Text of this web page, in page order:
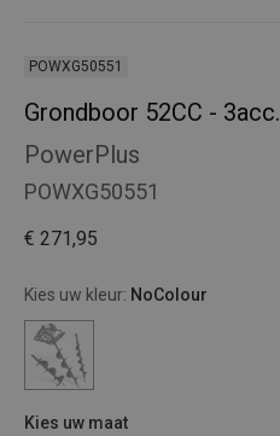
POWXG50551
Grondboor 52CC - 3acc.
PowerPlus
POWXG50551
€ 271,95
Kies uw kleur: NoColour
Kies uw maat